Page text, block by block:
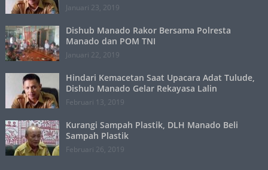
Januari 23, 2019
Dishub Manado Rakor Bersama Polresta
Manado dan POM TNI
Januari 22, 2019
Hindari Kemacetan Saat Upacara Adat Tulude,
Dishub Manado Gelar Rekayasa Lalin
Februari 13, 2019
Kurangi Sampah Plastik, DLH Manado Beli
Sampah Plastik
Februari 26, 2019